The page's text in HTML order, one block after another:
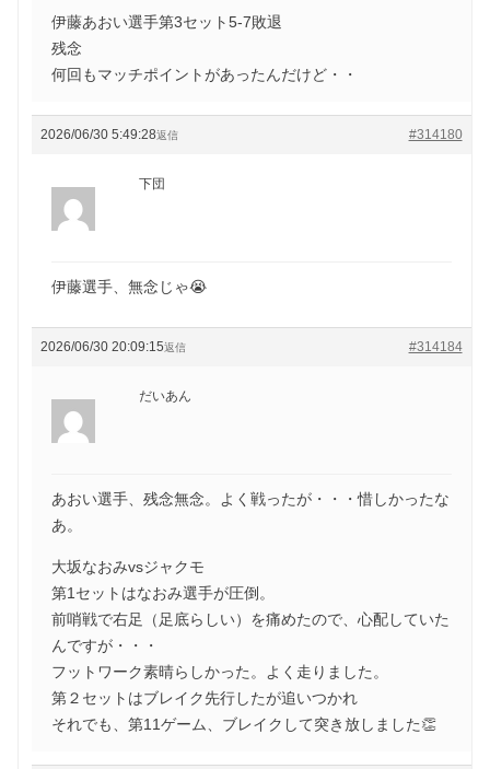
伊藤あおい選手第3セット5-7敗退
残念
何回もマッチポイントがあったんだけど・・
2026/06/30 5:49:28 #314180
返信
下団
伊藤選手、無念じゃ😭
2026/06/30 20:09:15 #314184
返信
だいあん
あおい選手、残念無念。よく戦ったが・・・惜しかったな
あ。
大坂なおみvsジャクモ
第1セットはなおみ選手が圧倒。
前哨戦で右足（足底らしい）を痛めたので、心配していた
んですが・・・
フットワーク素晴らしかった。よく走りました。
第２セットはブレイク先行したが追いつかれ
それでも、第11ゲーム、ブレイクして突き放しました👏